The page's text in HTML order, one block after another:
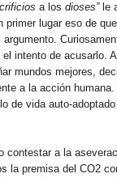
a los dioses” le
lugar eso de
argumento.
intento de
mundos mejores,
a la acción
de vida auto-
contestar a la
la premisa del CO2